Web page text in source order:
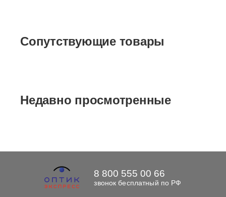
Сопутствующие товары
Недавно просмотренные
8 800 555 00 66
звонок бесплатный по РФ